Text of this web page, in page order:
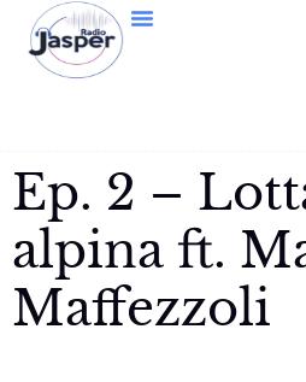
Ep. 2 –
alpina ft.
Maffezzoli